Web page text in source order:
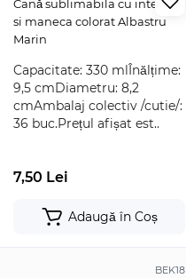
Cană sublimabila cu interior
si maneca colorat Albastru
Marin
Capacitate: 330 mlÎnălțime:
9,5 cmDiametru: 8,2
cmAmbalaj colectiv /cutie/:
36 buc.Prețul afișat est..
7,50 Lei
Adaugă în Coș
BEK18